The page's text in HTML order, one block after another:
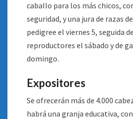
caballo para los más chicos,
seguridad, y una jura de razas
pedigree el viernes 5, seguida
reproductores el sábado y de
domingo.
Expositores
Se ofrecerán más de 4.000
habrá una granja educativa,